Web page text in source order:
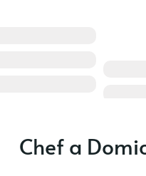
Chef a